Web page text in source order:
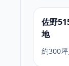
佐野
地
約300